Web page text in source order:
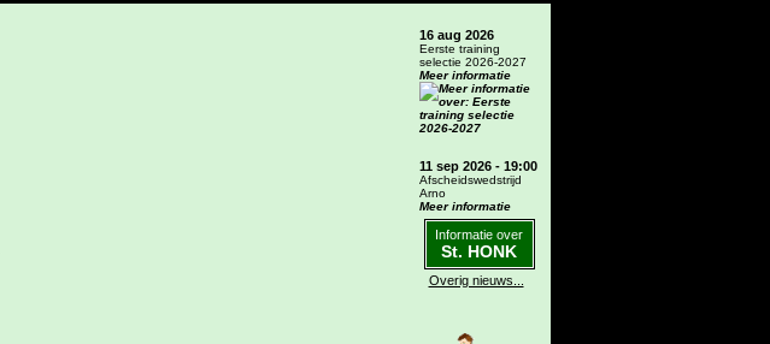
16 aug 2026
Eerste training
selectie 2026-2027
Meer informatie
11 sep 2026 - 19:00
Afscheidswedstrijd
Arno
Meer informatie
Informatie over
St. HONK
Overig nieuws...